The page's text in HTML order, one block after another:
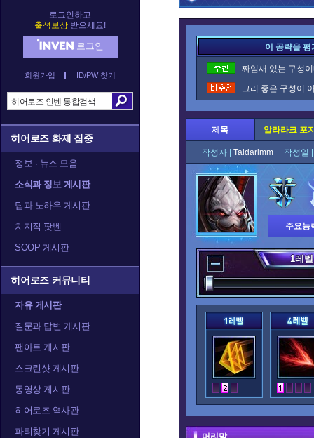
로그인하고
출석보상 받으세요!
로그인
회원가입 ID/PW 찾기
히어로즈 화제 집중
정보 · 뉴스 모음
소식과 정보 게시판
팁과 노하우 게시판
치지직 팟벤
SOOP 게시판
히어로즈 커뮤니티
자유 게시판
질문과 답변 게시판
팬아트 게시판
스크린샷 게시판
동영상 게시판
히어로즈 역사관
파티찾기 게시판
이 공략을
짜임새 있는 구성
그리 좋은 구성이
제목 알라라크 포
작성자 | Taldarimm 작성일
주요능
1레벨